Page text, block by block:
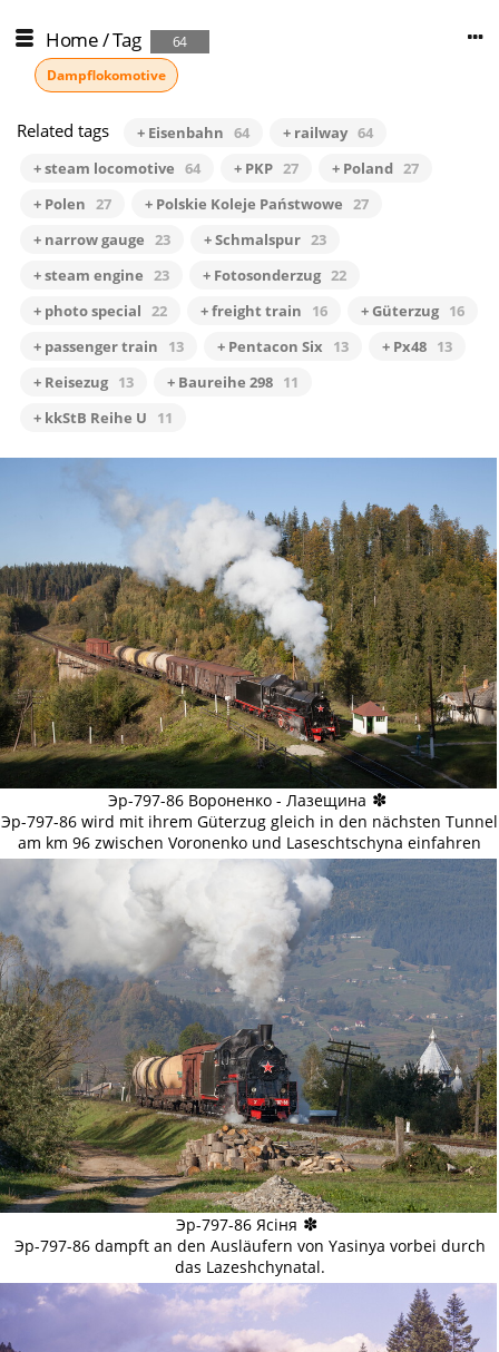
Home/Tag
64
Dampflokomotive
Related tags + Eisenbahn 64 + railway 64
+ steam locomotive 64 + PKP 27 + Poland 27
+ Polen 27 + Polskie Koleje Państwowe 27
+ narrow gauge 23 + Schmalspur 23
+ steam engine 23 + Fotosonderzug 22
+ photo special 22 + freight train 16 + Güterzug 16
+ passenger train
13 + Pentacon Six 13 + Px48 13
+ Reisezug 13 + Baureihe 298 11
+ kkStB Reihe U
11
Эр-797-86 Вороненко - Лазещина ✽
Эр-797-86 wird mit ihrem Güterzug gleich in den nächsten Tunnel
am km 96 zwischen Voronenko und Laseschtschyna einfahren
Эр-797-86 Ясіня ✽
Эр-797-86 dampft an den Ausläufern von Yasinya vorbei durch
das Lazeshchynatal.